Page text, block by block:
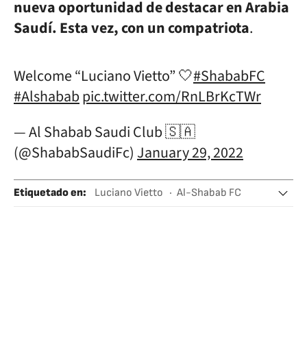
nueva oportunidad de destacar en Arabia
Saudí. Esta vez, con un compatriota.
Welcome “Luciano Vietto” 🤍#ShababFC
#Alshababpic.twitter.com/RnLBrKcTWr
— Al Shabab Saudi Club 🇸🇦
(@ShababSaudiFc) January 29, 2022
Etiquetado en: Luciano Vietto
Al-Shabab FC